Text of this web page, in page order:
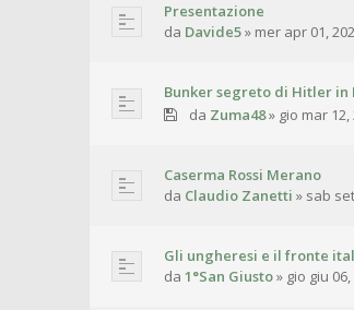
Presentazione
da Davide5» mer apr 01,
Bunker segreto di Hitler in
da Zuma48» gio mar 12,
Caserma Rossi Merano
da Claudio Zanetti » sab
Gli ungheresi e il fronte
da 1°San Giusto» gio giu